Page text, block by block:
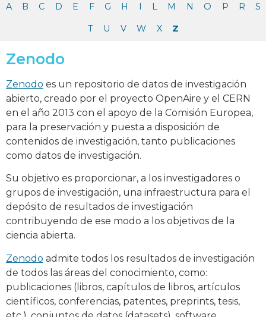
A B C D E F G H I L M N O P R S
T U V W X Z
Zenodo
Zenodo es un repositorio de datos de investigación
abierto, creado por el proyecto OpenAire y el CERN
en el año 2013 con el apoyo de la Comisión Europea,
para la preservación y puesta a disposición de
contenidos de investigación, tanto publicaciones
como datos de investigación.
Su objetivo es proporcionar, a los investigadores o
grupos de investigación, una infraestructura para el
depósito de resultados de investigación
contribuyendo de ese modo a los objetivos de la
ciencia abierta.
Zenodo admite todos los resultados de investigación
de todos las áreas del conocimiento, como:
publicaciones (libros, capítulos de libros, artículos
científicos, conferencias, patentes, preprints, tesis,